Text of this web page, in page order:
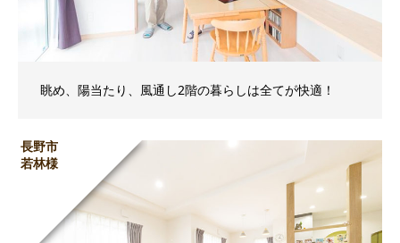
眺め、陽当たり、風通し2階の暮らしは全てが快適！
長野市
若林様